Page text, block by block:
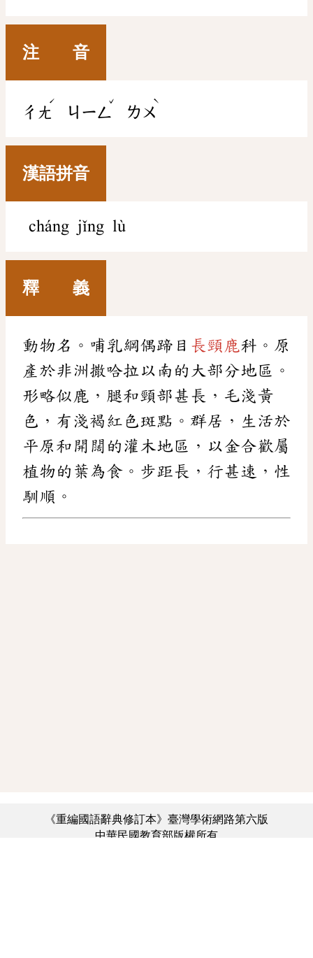
注 音
ㄔㄤ
ˊ
ㄐㄧㄥ
ˇ
ㄌㄨ
ˋ
漢語拼音
cháng jǐng lù
釋 義
動物名。哺乳綱偶蹄目 長頸鹿科。原
產於非洲撒哈拉以南的大部分地區。
形略似鹿，腿和頸部甚長，毛淺黃
色，有淺褐紅色斑點。群居，生活於
平原和開闊的灌木地區，以金合歡屬
植物的葉為食。步距長，行甚速，性
馴順。
《重編國語辭典修訂本》臺灣學術網路第六版
中華民國教育部版權所有